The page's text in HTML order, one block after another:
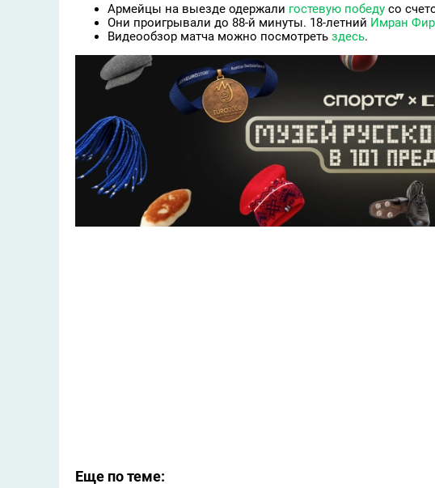
Армейцы на выезде одержали гостевую победу со
Они проигрывали до 88-й минуты. 18-летний Имран
Видеообзор матча можно посмотреть здесь.
Еще по теме: